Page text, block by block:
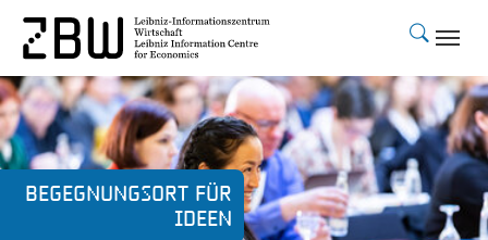
Skip to main content
Begegnungsort für
Ideen